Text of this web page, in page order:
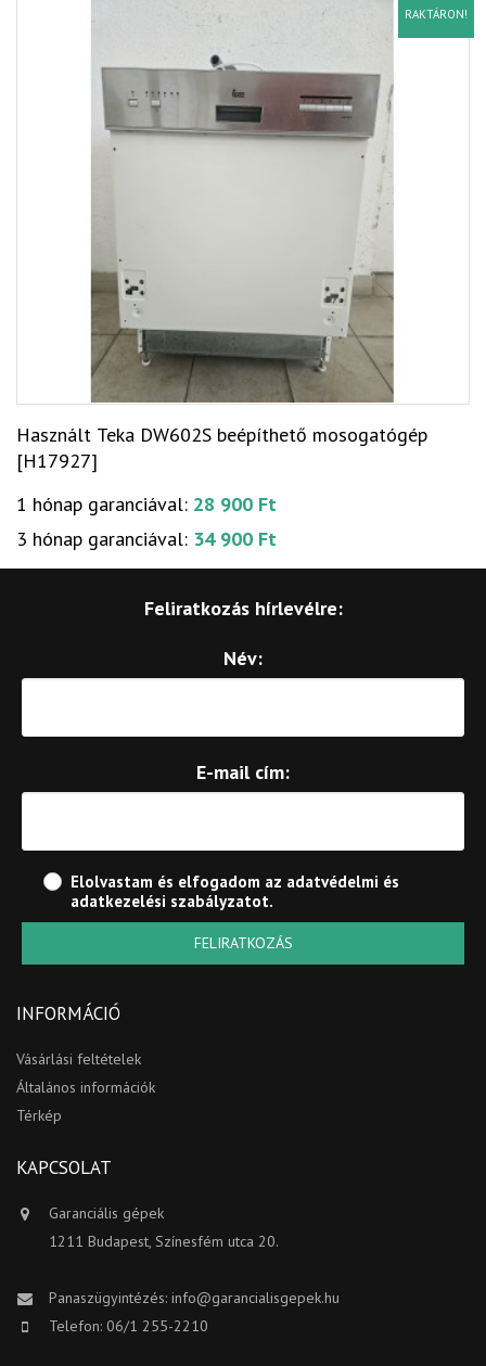
RAKTÁRON!
Használt Teka DW602S beépíthető mosogatógép
[H17927]
1 hónap garanciával: 28 900 Ft
3 hónap garanciával: 34 900 Ft
Feliratkozás hírlevélre:
Név:
E-mail cím:
Elolvastam és elfogadom az adatvédelmi és
adatkezelési szabályzatot.
FELIRATKOZÁS
INFORMÁCIÓ
Vásárlási feltételek
Általános információk
Térkép
KAPCSOLAT
Garanciális gépek
1211 Budapest, Színesfém utca 20.
Panaszügyintézés: info@garancialisgepek.hu
Telefon: 06/1 255-2210